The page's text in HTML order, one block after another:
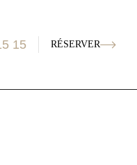
15 RÉSERVER